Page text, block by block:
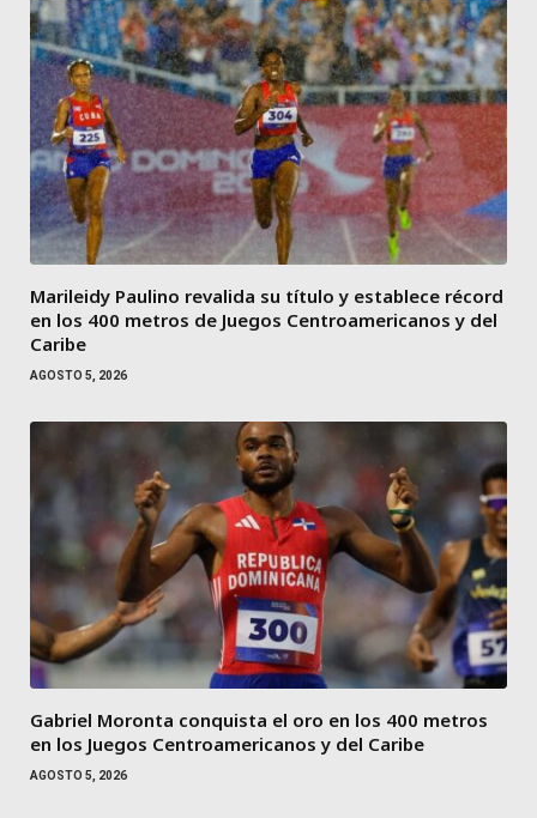
Marileidy Paulino revalida su título y establece récord
en los 400 metros de Juegos Centroamericanos y del
Caribe
AGOSTO 5, 2026
Gabriel Moronta conquista el oro en los 400 metros
en los Juegos Centroamericanos y del Caribe
AGOSTO 5, 2026